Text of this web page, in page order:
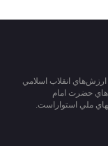
ارزش‌هاي انقلاب اسلامي
حضرت امام
ملي استواراست.